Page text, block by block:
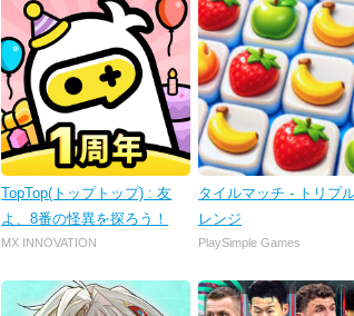
TopTop(トップトップ) : 友
よ、8番の怪異を探ろう！
MX INNOVATION
タイルマッチ - トリプ
レンジ
PlaySimple Games